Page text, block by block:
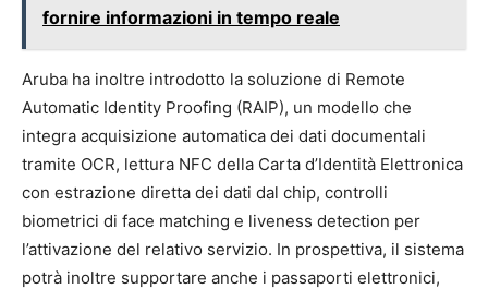
fornire informazioni in tempo reale
Aruba ha inoltre introdotto la soluzione di Remote
Automatic Identity Proofing (RAIP), un modello che
integra acquisizione automatica dei dati documentali
tramite OCR, lettura NFC della Carta d’Identità Elettronica
con estrazione diretta dei dati dal chip, controlli
biometrici di face matching e liveness detection per
l’attivazione del relativo servizio. In prospettiva, il sistema
potrà inoltre supportare anche i passaporti elettronici,